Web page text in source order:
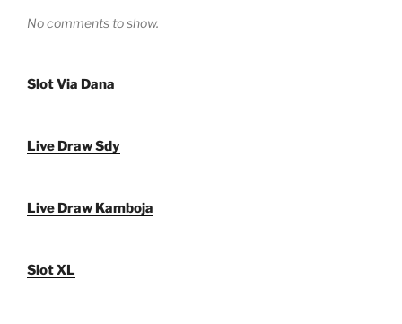
No comments to show.
Slot Via Dana
Live Draw Sdy
Live Draw Kamboja
Slot XL